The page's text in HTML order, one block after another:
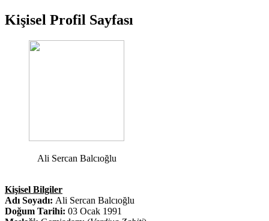
Kişisel Profil Sayfası
Ali Sercan Balcıoğlu
Kişisel Bilgiler
Adı Soyadı: Ali Sercan Balcıoğlu
Doğum Tarihi: 03 Ocak 1991